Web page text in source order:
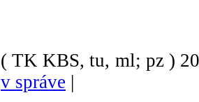
( TK KBS, tu, ml; pz )
v správe |